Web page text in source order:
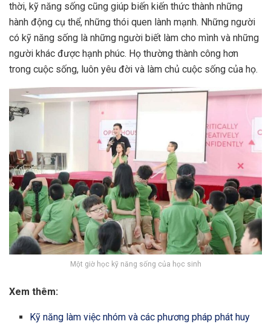
thời, kỹ năng sống cũng giúp biến kiến thức thành những
hành động cụ thể, những thói quen lành mạnh. Những người
có kỹ năng sống là những người biết làm cho mình và những
người khác được hạnh phúc. Họ thường thành công hơn
trong cuộc sống, luôn yêu đời và làm chủ cuộc sống của họ.
Một giờ học kỹ năng sống của học sinh
Xem thêm:
Kỹ năng làm việc nhóm và các phương pháp phát huy